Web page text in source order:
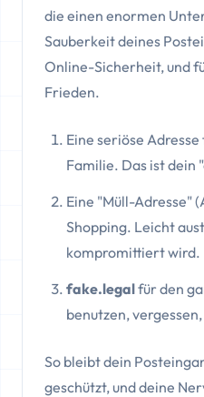
die einen enormen
Sauberkeit deines
Online-Sicherheit, und
Frieden.
Eine seriöse
Familie. Das ist dein
Eine "Müll-Adresse"
Shopping. Leicht
kompromittiert wird.
fake.legalfür den
benutzen,
So bleibt dein
geschützt, und deine